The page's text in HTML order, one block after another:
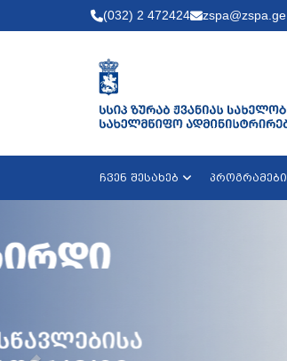
(032) 2 472424 zspa@zspa.ge
ჩვენ შესახებ პროგრამები